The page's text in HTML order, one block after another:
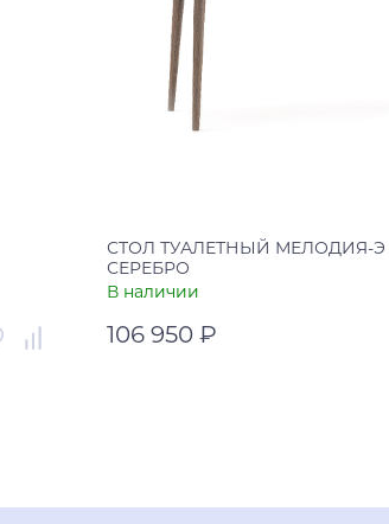
СТОЛ ТУАЛЕТНЫЙ МЕЛОДИЯ-Э -
СЕРЕБРО
В наличии
106 950 ₽
Купить в один клик